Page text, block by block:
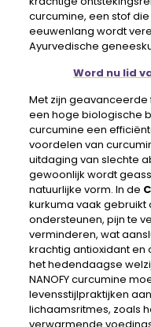
curcumine, een stof
eeuwenlang wordt
Ayurvedische
Word nu lid
Met zijn
een hoge biologische
curcumine een
voordelen van
uitdaging van slechte
gewoonlijk wordt
natuurlijke vorm. In de
kurkuma vaak
ondersteunen, pijn te
verminderen, wat
krachtig antioxidant
het hedendaagse
NANOFY curcumine
levensstijlpraktijken
lichaamsritmes, zoals